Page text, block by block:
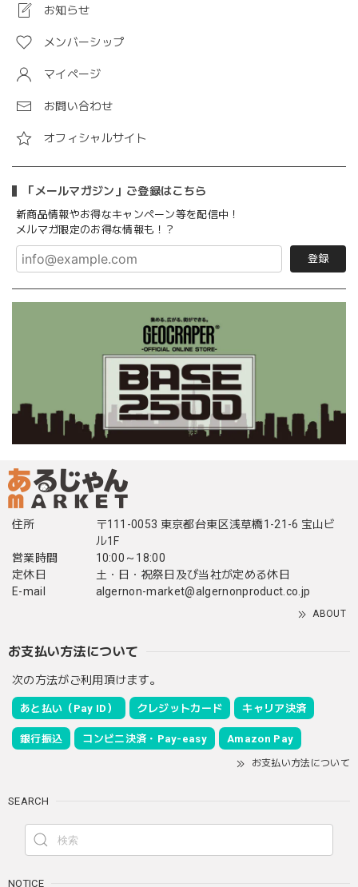
お知らせ
メンバーシップ
マイページ
お問い合わせ
オフィシャルサイト
「メールマガジン」ご登録はこちら
新商品情報やお得なキャンペーン等を配信中！
メルマガ限定のお得な情報も！？
登録
住所
〒111-0053 東京都台東区浅草橋1-21-6 宝山ビ
ル1F
営業時間
10:00～18:00
定休日
土・日・祝祭日及び当社が定める休日
E-mail
algernon-market@algernonproduct.co.jp
ABOUT
お支払い方法について
次の方法がご利用頂けます。
あと払い（Pay ID） クレジットカード キャリア決済
銀行振込 コンビニ決済・Pay-easy Amazon Pay
お支払い方法について
SEARCH
NOTICE